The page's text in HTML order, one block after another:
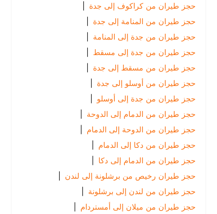
حجز طيران من كراكوف إلى جدة
حجز طيران من المنامة إلى جدة
حجز طيران من جدة إلى المنامة |
حجز طيران من جدة إلى مسقط |
حجز طيران من مسقط إلى جدة
حجز طيران من أوسلو إلى جدة
حجز طيران من جدة إلى أوسلو
|
حجز طيران من الدمام إلى الدوحة |
حجز طيران من الدوحة إلى الدمام
|
حجز طيران من دكا إلى الدمام
|
حجز طيران من الدمام إلى دكا |
حجز طيران رخيص من برشلونة إلى لندن
|
حجز طيران من لندن إلى برشلونة
|
حجز طيران من ميلان إلى أمستردام |